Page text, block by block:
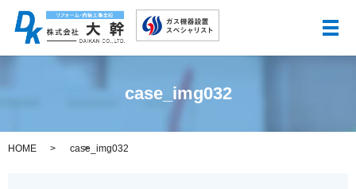
メ
case_img032
HOME case_img032